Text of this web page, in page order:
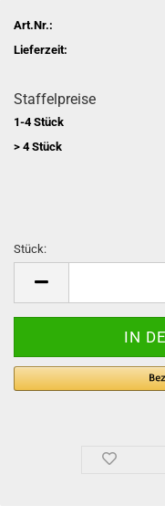
Art.Nr.:
Lieferzeit:
Staffelpreise
1-4 Stück
> 4 Stück
Stück: